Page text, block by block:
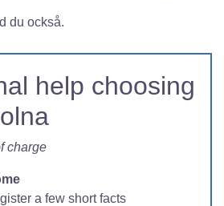
du också.
help choosing
charge
a few short facts